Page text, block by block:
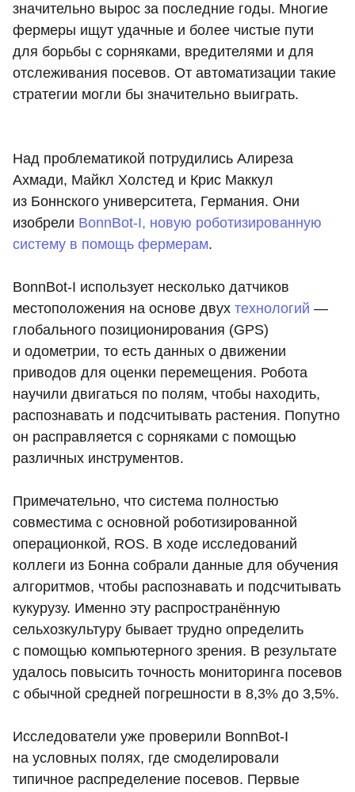
значительно вырос за последние годы. Многие
фермеры ищут удачные и более чистые пути
для борьбы с сорняками, вредителями и для
отслеживания посевов. От автоматизации такие
стратегии могли бы значительно выиграть.
Над проблематикой потрудились Алиреза
Ахмади, Майкл Холстед и Крис Маккул
из Боннского университета, Германия. Они
изобрели BonnBot-I, новую роботизированную
систему в помощь фермерам.
BonnBot-I использует несколько датчиков
местоположения на основе двух технологий —
глобального позиционирования (GPS)
и одометрии, то есть данных о движении
приводов для оценки перемещения. Робота
научили двигаться по полям, чтобы находить,
распознавать и подсчитывать растения. Попутно
он расправляется с сорняками с помощью
различных инструментов.
Примечательно, что система полностью
совместима с основной роботизированной
операционкой, ROS. В ходе исследований
коллеги из Бонна собрали данные для обучения
алгоритмов, чтобы распознавать и подсчитывать
кукурузу. Именно эту распространённую
сельхозкультуру бывает трудно определить
с помощью компьютерного зрения. В результате
удалось повысить точность мониторинга посевов
с обычной средней погрешности в 8,3% до 3,5%.
Исследователи уже проверили BonnBot-I
на условных полях, где смоделировали
типичное распределение посевов. Первые